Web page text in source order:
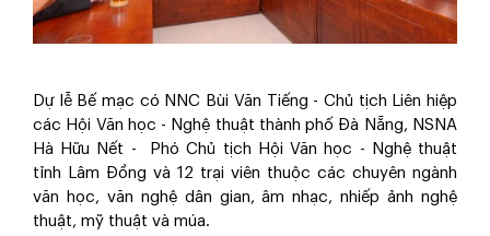
Dự lễ Bế mạc có NNC Bùi Văn Tiếng - Chủ tịch Liên hiệp
các Hội Văn học - Nghệ thuật thành phố Đà Nẵng, NSNA
Hà Hữu Nết - Phó Chủ tịch Hội Văn học - Nghệ thuật
tỉnh Lâm Đồng và 12 trại viên thuộc các chuyên ngành
văn học, văn nghệ dân gian, âm nhạc, nhiếp ảnh nghệ
thuật, mỹ thuật và múa.